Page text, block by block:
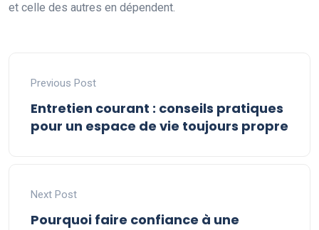
et celle des autres en dépendent.
Previous Post
Entretien courant : conseils pratiques
pour un espace de vie toujours propre
Next Post
Pourquoi faire confiance à une